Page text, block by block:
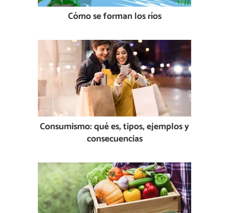
Cómo se forman los ríos
Consumismo: qué es, tipos, ejemplos y
consecuencias